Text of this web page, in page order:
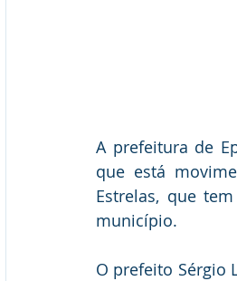
A prefeitura de
que está
Estrelas, que
município.
O prefeito Sérgio